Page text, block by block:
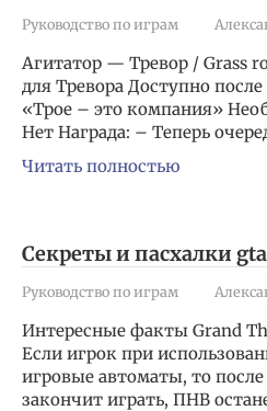
Руководство по играм
Агитатор — Тревор / Grass
для Тревора Доступно
«Трое – это компания»
Нет Награда: – Теперь
Читать полностью
Секреты и пасхалки gta
Руководство по играм
Интересные факты Grand
Если игрок при
игровые автоматы, то
закончит играть, ПНВ